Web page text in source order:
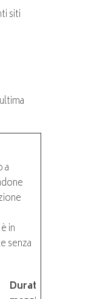
siti
a
in
senza
Durata